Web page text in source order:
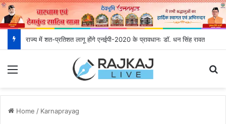
राज्य में शत-प्रतिशत लागू होंगे एनईपी-2020 के प्रावधानः डाॅ. धन सिंह रावत
Home / Karnaprayag